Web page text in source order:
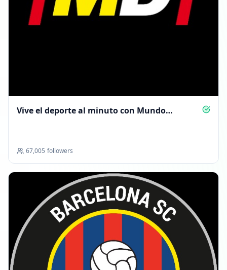
Vive el deporte al minuto con Mundo
67,005 followers